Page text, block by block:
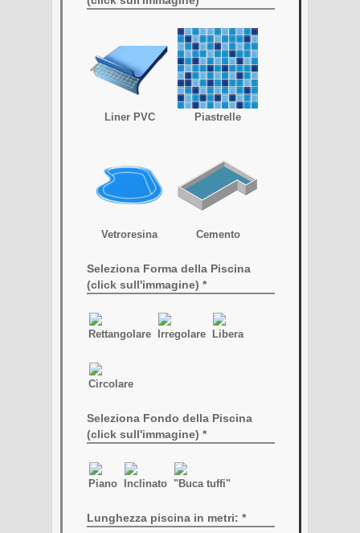
Liner PVC Piastrelle
Vetroresina Cemento
Seleziona Forma della Piscina
(click sull'immagine) *
Rettangolare Irregolare Libera
Circolare
Seleziona Fondo della Piscina
(click sull'immagine) *
Piano Inclinato "Buca tuffi"
Lunghezza piscina in metri: *